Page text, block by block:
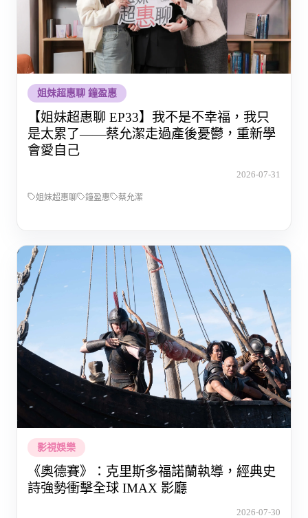
姐妹超惠聊 鐘盈惠
【姐妹超惠聊 EP33】我不是不幸福，我只
是太累了——蔡允潔走過產後憂鬱，重新學
會愛自己
2026-07-31
姐妹超惠聊 鐘盈惠 蔡允潔
影視娛樂
《奧德賽》：克里斯多福諾蘭執導，經典史
詩強勢衝擊全球 IMAX 影廳
2026-07-30